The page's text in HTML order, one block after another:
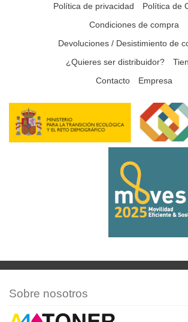
Política de privacidad
Política de
Condiciones de compra
Devoluciones / Desistimiento de
¿Quieres ser distribuidor?
Contacto
Empresa
Sobre nosotros